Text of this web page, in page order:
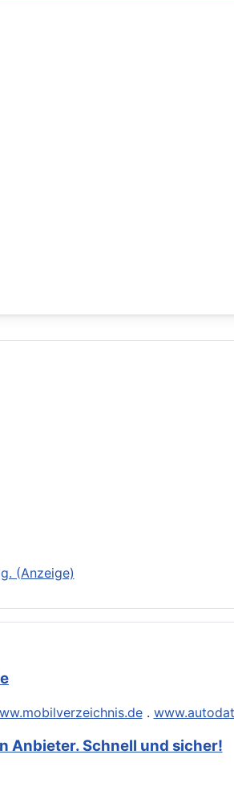
(Anzeige)
.
Anbieter. Schnell und sicher!